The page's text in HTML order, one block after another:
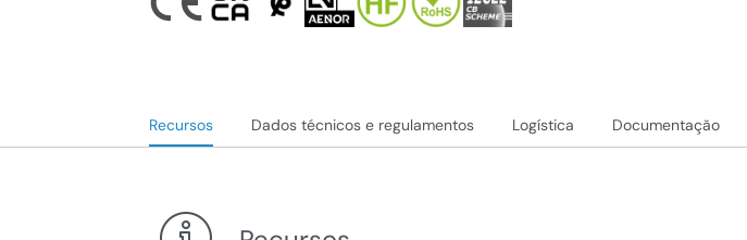
Recursos Dados técnicos e regulamentos Logística Documentação